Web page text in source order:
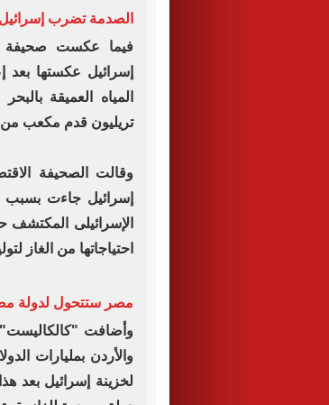
الصدمة تضرب إسرائيل
فيما عكست صحيفة
إسرائيل عكستها
تريليون قدم مكعب من الغاز
وقالت الصحيفة
إسرائيل جاءت بسبب
الإسرائيلى المكتشف
احتياجاتها من الغاز
مصر ستتحول لدولة
وأضافت "كالكاليست"
والأردن بمليارات
لخزينة إسرائيل بعد